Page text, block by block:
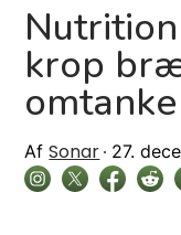
krop
omtanke
Af Sonar 27.